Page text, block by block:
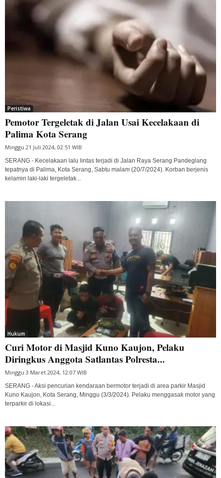
Peristiwa
Pemotor Tergeletak di Jalan Usai Kecelakaan di
Palima Kota Serang
Minggu 21 Juli 2024, 02:51 WIB
SERANG - Kecelakaan lalu lintas terjadi di Jalan Raya Serang Pandeglang
tepatnya di Palima, Kota Serang, Sabtu malam (20/7/2024). Korban berjenis
kelamin laki-laki tergeletak...
Hukum
Curi Motor di Masjid Kuno Kaujon, Pelaku
Diringkus Anggota Satlantas Polresta...
Minggu 3 Maret 2024, 12:07 WIB
SERANG - Aksi pencurian kendaraan bermotor terjadi di area parkir Masjid
Kuno Kaujon, Kota Serang, Minggu (3/3/2024). Pelaku menggasak motor yang
terparkir di lokasi...